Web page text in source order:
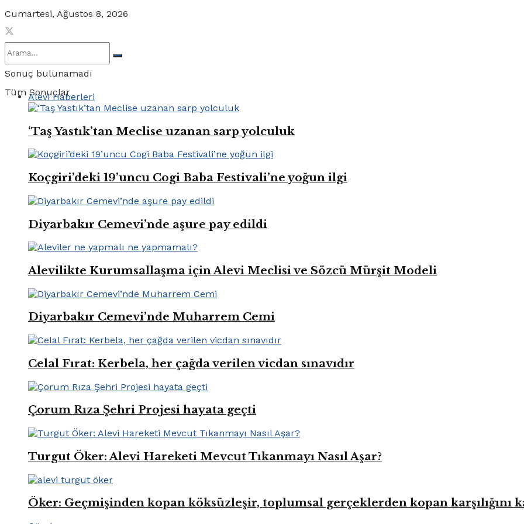
Cumartesi, Ağustos 8, 2026
Sonuç bulunamadı
Tüm Sonuçlar
Alevi Haberleri
‘Taş Yastık’tan Meclise uzanan sarp yolculuk
Koçgiri’deki 19’uncu Cogi Baba Festivali’ne yoğun ilgi
Diyarbakır Cemevi’nde aşure pay edildi
Alevilikte Kurumsallaşma için Alevi Meclisi ve Sözcü Mürşit Modeli
Diyarbakır Cemevi’nde Muharrem Cemi
Celal Fırat: Kerbela, her çağda verilen vicdan sınavıdır
Çorum Rıza Şehri Projesi hayata geçti
Turgut Öker: Alevi Hareketi Mevcut Tıkanmayı Nasıl Aşar?
Öker: Geçmişinden kopan köksüzleşir, toplumsal gerçeklerden kopan karşılığını